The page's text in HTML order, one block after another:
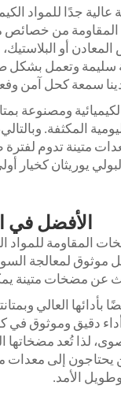
جدًا للمواد
المقاومة من خصائص
أو
سليمة وتعمل
سمعة كحل آمن
ومصنوعة
المكثفة.
تدوم لفترة
يوريثان كخيار
الأفضل في
المقاومة للمواد
موثوق لمعالجة
عن مضخات متينة
العالي
دقيق وموثوق
لذا تُعد مضخاتها
إلى معدات
الأمد.